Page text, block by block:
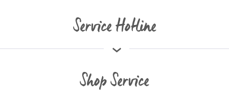
Service Hotline
Shop Service